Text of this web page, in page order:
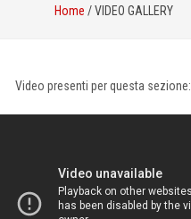
Home /VIDEO GALLERY
Video presenti per questa sezione: